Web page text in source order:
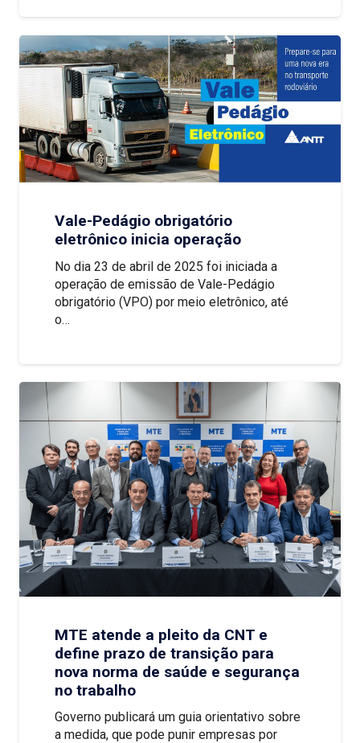
Vale-Pedágio obrigatório
eletrônico inicia operação
No dia 23 de abril de 2025 foi iniciada a
operação de emissão de Vale-Pedágio
obrigatório (VPO) por meio eletrônico, até
o…
MTE atende a pleito da CNT e
define prazo de transição para
nova norma de saúde e segurança
no trabalho
Governo publicará um guia orientativo sobre
a medida, que pode punir empresas por